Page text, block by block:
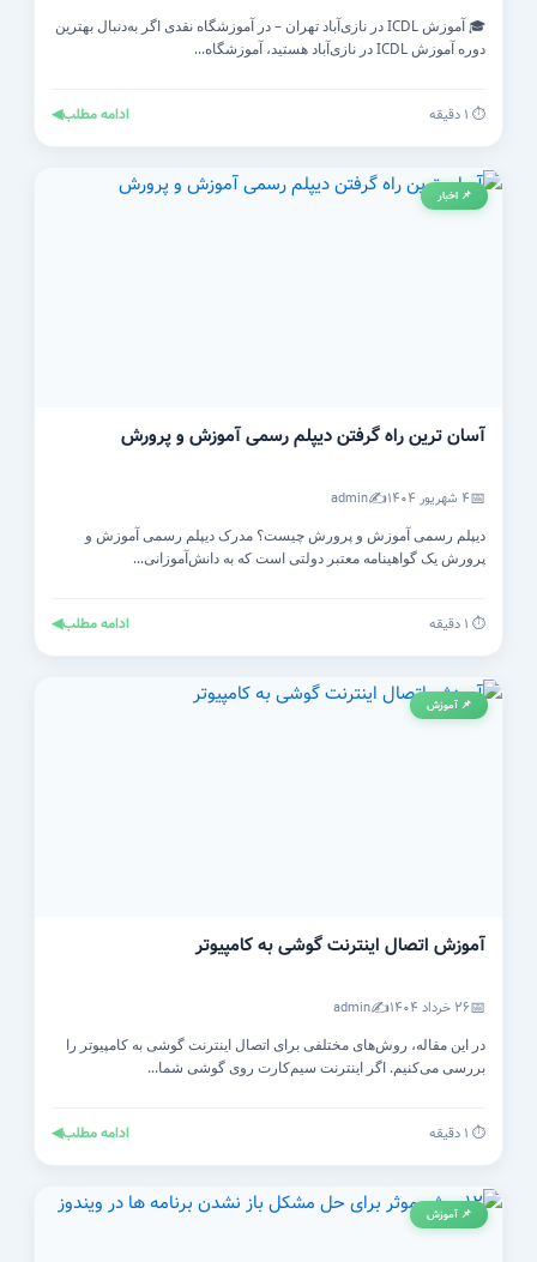
🎓 آموزش ICDL در نازی‌آباد تهران – در آموزشگاه نقدی اگر به‌دنبال بهترین
دوره آموزش ICDL در نازی‌آباد هستید، آموزشگاه...
⏱️ ۱ دقیقه ادامه مطلب◀
📌 اخبار
آسان ترین راه گرفتن دیپلم رسمی آموزش و پرورش
📅۴ شهریور ۱۴۰۴ ✍️
admin
دیپلم رسمی آموزش و پرورش چیست؟ مدرک دیپلم رسمی آموزش و
پرورش یک گواهینامه معتبر دولتی است که به دانش‌آموزانی...
⏱️ ۱ دقیقه ادامه مطلب◀
📌 آموزش
آموزش اتصال اینترنت گوشی به کامپیوتر
📅۲۶ خرداد ۱۴۰۴ ✍️
admin
در این مقاله، روش‌های مختلفی برای اتصال اینترنت گوشی به کامپیوتر را
بررسی می‌کنیم. اگر اینترنت سیم‌کارت روی گوشی شما...
⏱️ ۱ دقیقه ادامه مطلب◀
📌 آموزش